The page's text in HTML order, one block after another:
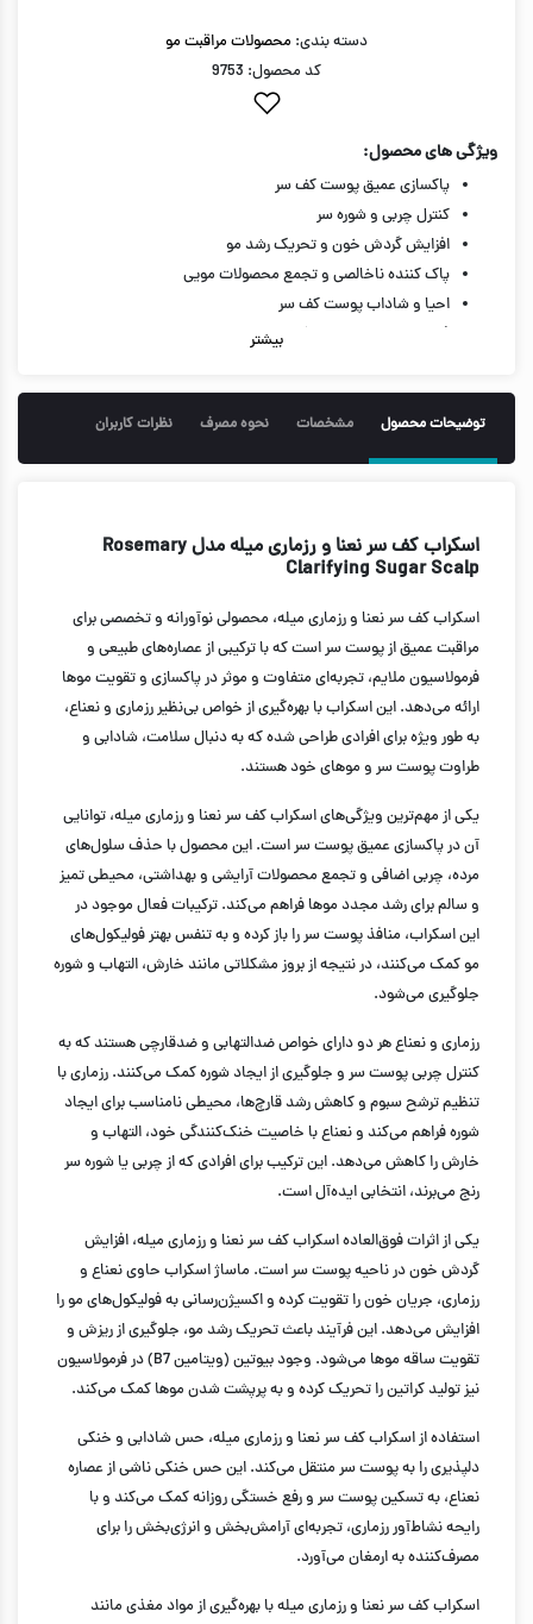
دسته بندی: محصولات مراقبت مو
کد محصول: 9753
ویژگی های محصول:
پاکسازی عمیق پوست کف سر
کنترل چربی و شوره سر
افزایش گردش خون و تحریک رشد مو
پاک کننده ناخالصی و تجمع محصولات مویی
احیا و شاداب پوست کف سر
مناسب برای انواع مو
فاقد پارابن، سولفات و مواد مضر
حجم: 170 گرم
بیشتر
توضیحات محصول مشخصات نحوه مصرف نظرات کاربران
اسکراب کف سر نعنا و رزماری میله مدل Rosemary
Clarifying Sugar Scalp
اسکراب کف سر نعنا و رزماری میله، محصولی نوآورانه و تخصصی برای
مراقبت عمیق از پوست سر است که با ترکیبی از عصاره‌های طبیعی و
فرمولاسیون ملایم، تجربه‌ای متفاوت و موثر در پاکسازی و تقویت موها
ارائه می‌دهد. این اسکراب با بهره‌گیری از خواص بی‌نظیر رزماری و نعناع،
به طور ویژه برای افرادی طراحی شده که به دنبال سلامت، شادابی و
طراوت پوست سر و موهای خود هستند.
یکی از مهم‌ترین ویژگی‌های اسکراب کف سر نعنا و رزماری میله، توانایی
آن در پاکسازی عمیق پوست سر است. این محصول با حذف سلول‌های
مرده، چربی اضافی و تجمع محصولات آرایشی و بهداشتی، محیطی تمیز
و سالم برای رشد مجدد موها فراهم می‌کند. ترکیبات فعال موجود در
این اسکراب، منافذ پوست سر را باز کرده و به تنفس بهتر فولیکول‌های
مو کمک می‌کنند، در نتیجه از بروز مشکلاتی مانند خارش، التهاب و شوره
جلوگیری می‌شود.
رزماری و نعناع هر دو دارای خواص ضدالتهابی و ضدقارچی هستند که به
کنترل چربی پوست سر و جلوگیری از ایجاد شوره کمک می‌کنند. رزماری با
تنظیم ترشح سبوم و کاهش رشد قارچ‌ها، محیطی نامناسب برای ایجاد
شوره فراهم می‌کند و نعناع با خاصیت خنک‌کنندگی خود، التهاب و
خارش را کاهش می‌دهد. این ترکیب برای افرادی که از چربی یا شوره سر
رنج می‌برند، انتخابی ایده‌آل است.
یکی از اثرات فوق‌العاده اسکراب کف سر نعنا و رزماری میله، افزایش
گردش خون در ناحیه پوست سر است. ماساژ اسکراب حاوی نعناع و
رزماری، جریان خون را تقویت کرده و اکسیژن‌رسانی به فولیکول‌های مو را
افزایش می‌دهد. این فرآیند باعث تحریک رشد مو، جلوگیری از ریزش و
تقویت ساقه موها می‌شود. وجود بیوتین (ویتامین B7) در فرمولاسیون
نیز تولید کراتین را تحریک کرده و به پرپشت شدن موها کمک می‌کند.
استفاده از اسکراب کف سر نعنا و رزماری میله، حس شادابی و خنکی
دلپذیری را به پوست سر منتقل می‌کند. این حس خنکی ناشی از عصاره
نعناع، به تسکین پوست سر و رفع خستگی روزانه کمک می‌کند و با
رایحه نشاط‌آور رزماری، تجربه‌ای آرامش‌بخش و انرژی‌بخش را برای
مصرف‌کننده به ارمغان می‌آورد.
اسکراب کف سر نعنا و رزماری میله با بهره‌گیری از مواد مغذی مانند